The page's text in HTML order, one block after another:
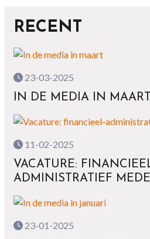
RECENT
23-03-2025
IN DE MEDIA IN MAART
11-02-2025
VACATURE:
ADMINISTRATIEF
23-01-2025